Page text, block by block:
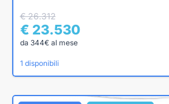
€ 26.312
€ 23.530
da 344€ al mese
1 disponibili